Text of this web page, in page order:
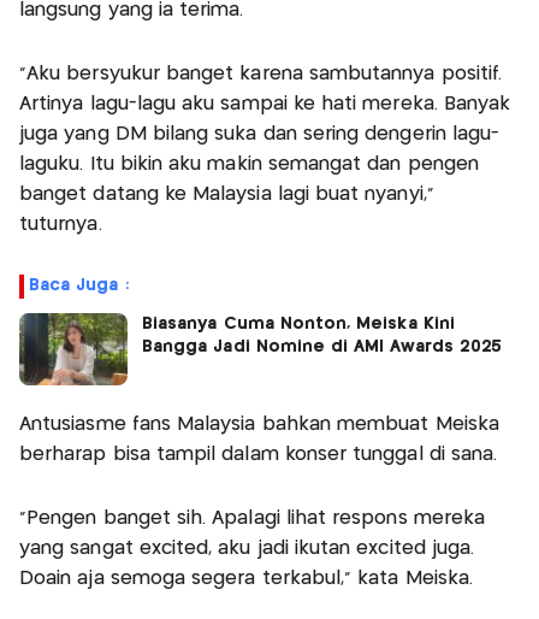
langsung yang ia terima.
“Aku bersyukur banget karena sambutannya positif.
Artinya lagu-lagu aku sampai ke hati mereka. Banyak
juga yang DM bilang suka dan sering dengerin lagu-
laguku. Itu bikin aku makin semangat dan pengen
banget datang ke Malaysia lagi buat nyanyi,”
tuturnya.
Baca Juga :
Biasanya Cuma Nonton, Meiska Kini
Bangga Jadi Nomine di AMI Awards 2025
Antusiasme fans Malaysia bahkan membuat Meiska
berharap bisa tampil dalam konser tunggal di sana.
“Pengen banget sih. Apalagi lihat respons mereka
yang sangat excited, aku jadi ikutan excited juga.
Doain aja semoga segera terkabul,” kata Meiska.